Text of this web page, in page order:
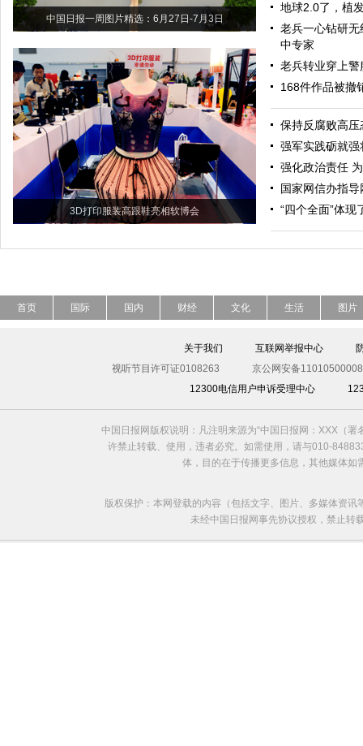
中国日报一周图片精选：6月27日-7月3日
3D打印服装高跟鞋亮相软博会
地球2.0了，植
老兵一心钻研
中专家
老兵转业穿上
168件作品被撤
保持反腐败高压
强军实践砺就强
强化政治责任
国家网信办指
“四个全面”体现
首页 国际 国内 财经 文化 生活 图片
关于我们 互联网举报中心
视听节目许可证0108263
京公网安备
12300电信用户申诉受理中心
中国日报网版权说明：凡注明来源为“中国日报网：XXX（
许禁止转载、使用，违者必究。如需使用，请与010-
体，目的在于传播更多信息，其他媒体
版权保护：本网登载的内容（包括文字、图片、多媒体资
未经中国日报网事先协议授权，禁止转